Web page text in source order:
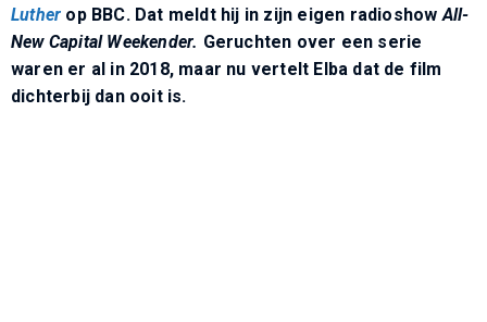
Luther op BBC. Dat meldt hij in zijn eigen radioshowAll-
New Capital Weekender. Geruchten over een serie
waren er al in 2018, maar nu vertelt Elba dat de film
dichterbij dan ooit is.